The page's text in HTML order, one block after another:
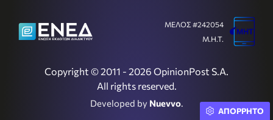
Copyright © 2011 - 2026 OpinionPost S.A.
All rights reserved.
Developed by Nuevvo.
ΜΕΛΟΣ #242054
Μ.Η.Τ.
ΑΠΟΡΡΗΤΟ